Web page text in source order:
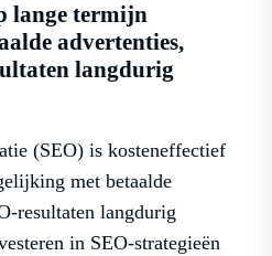
lange termijn
advertenties,
langdurig
(SEO) is kosteneffectief
met betaalde
resultaten langdurig
in SEO-strategieën